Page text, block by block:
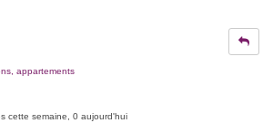
appartements
cette semaine, 0 aujourd'hui